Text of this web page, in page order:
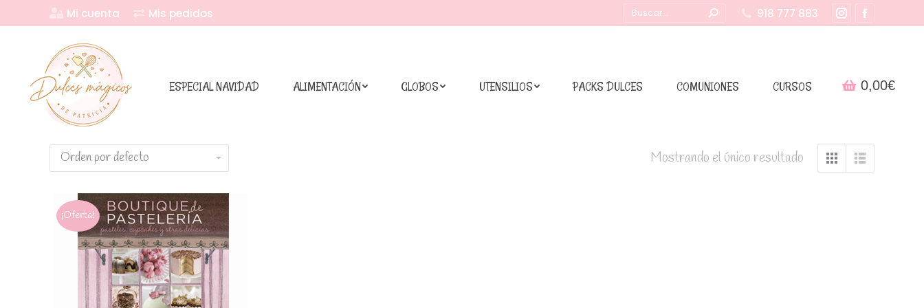
Mi cuenta Mis pedidos Buscar: 918 777 883
Instagram
in
Facebook
in
ESPECIAL NAVIDAD ALIMENTACIÓN GLOBOS UTENSILIOS PACKS DULCES COMUNIONES CURSOS 0,00€
Mostrando el único resultado
¡Oferta!